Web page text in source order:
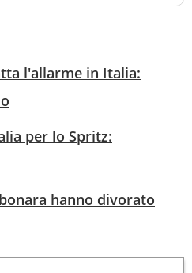
l'allarme in Italia:
per lo Spritz:
hanno divorato